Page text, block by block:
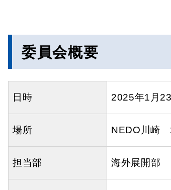
委員会概要
日時 2025年1月
場所 NEDO川崎
担当部 海外展開部